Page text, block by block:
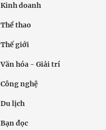
Kinh doanh
Thể thao
Thế giới
Văn hóa - Giải trí
Công nghệ
Du lịch
Bạn đọc